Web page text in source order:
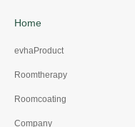
Home
evhaProduct
Roomtherapy
Roomcoating
Company